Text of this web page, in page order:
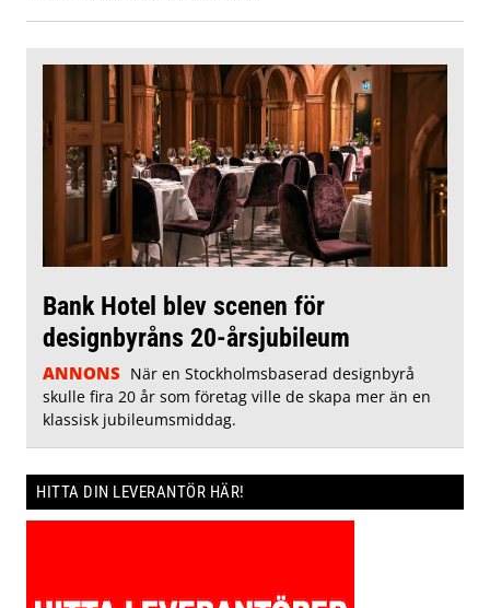
Bank Hotel blev scenen för
designbyråns 20-årsjubileum
ANNONS När en Stockholmsbaserad designbyrå
skulle fira 20 år som företag ville de skapa mer än en
klassisk jubileumsmiddag.
HITTA DIN LEVERANTÖR HÄR!